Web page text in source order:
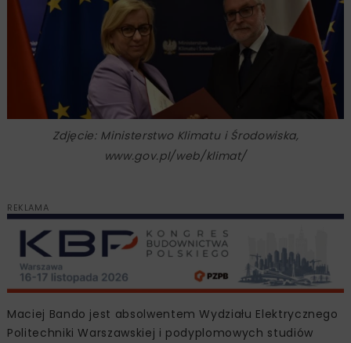
Zdjęcie: Ministerstwo Klimatu i Środowiska,
www.gov.pl/web/klimat/
REKLAMA
Maciej Bando jest absolwentem Wydziału Elektrycznego
Politechniki Warszawskiej i podyplomowych studiów